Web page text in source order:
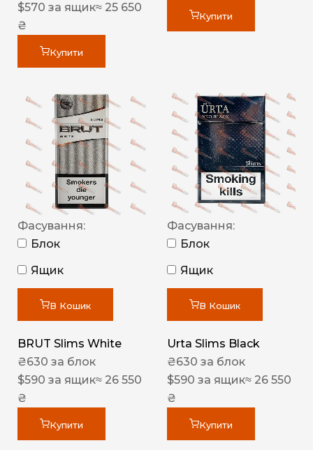
$570 за ящик≈ 25 650
₴
Купити
Купити
Фасування:
Блок
Ящик
В Кошик
BRUT Slims White
₴630 за блок
$590 за ящик≈ 26 550
₴
Купити
Фасування:
Блок
Ящик
В Кошик
Urta Slims Black
₴630 за блок
$590 за ящик≈ 26 550
₴
Купити